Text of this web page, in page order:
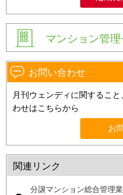
マンション管
お問い合わせ
月刊ウェンディに関するこ
わせはこちらから
お
関連リンク
分譲マンション総合管理